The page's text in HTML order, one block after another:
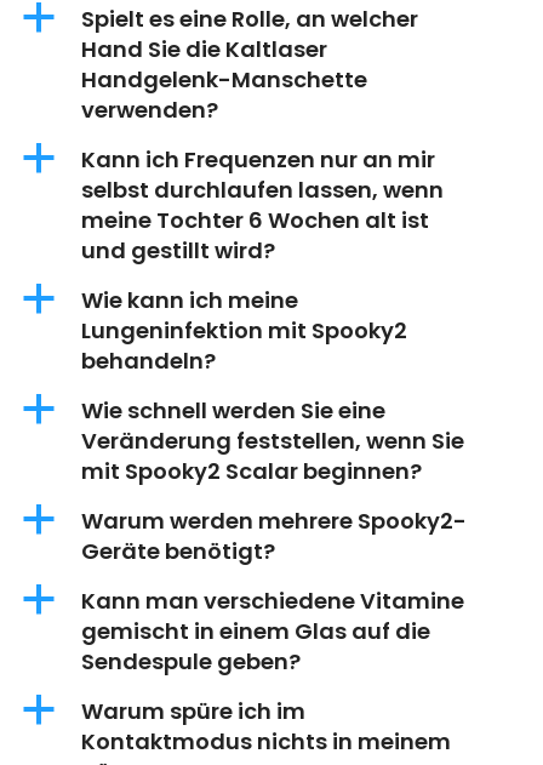
a
Spielt es eine Rolle, an welcher
Hand Sie die Kaltlaser
Handgelenk-Manschette
verwenden?
a
Kann ich Frequenzen nur an mir
selbst durchlaufen lassen, wenn
meine Tochter 6 Wochen alt ist
und gestillt wird?
a
Wie kann ich meine
Lungeninfektion mit Spooky2
behandeln?
a
Wie schnell werden Sie eine
Veränderung feststellen, wenn Sie
mit Spooky2 Scalar beginnen?
a
Warum werden mehrere Spooky2-
Geräte benötigt?
a
Kann man verschiedene Vitamine
gemischt in einem Glas auf die
Sendespule geben?
a
Warum spüre ich im
Kontaktmodus nichts in meinem